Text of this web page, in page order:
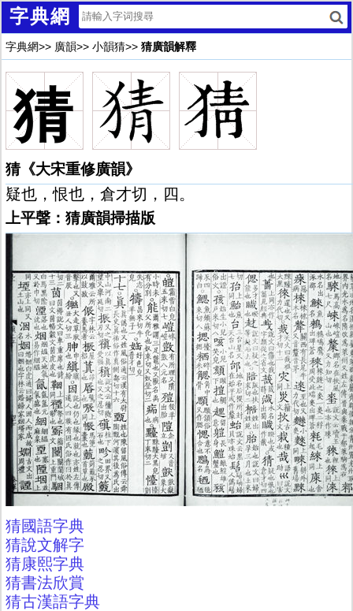
字典網
字典網>> 廣韻>> 小韻猜>> 猜廣韻解釋
猜
猜《大宋重修廣韻》
疑也，恨也，倉才切，四。
上平聲：猜廣韻掃描版
猜國語字典
猜說文解字
猜康熙字典
猜書法欣賞
猜古漢語字典